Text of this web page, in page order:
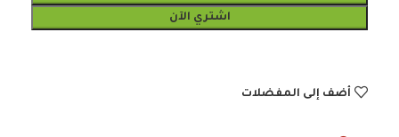
اشتري الآن
أضف إلى المفضلات